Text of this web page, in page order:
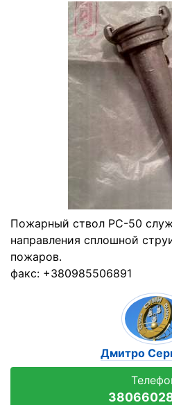
Пожарный ствол РС-50
направления сплошной
пожаров.
факс: +380985506891
Дмитро